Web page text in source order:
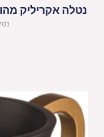
נטלה אקריליק